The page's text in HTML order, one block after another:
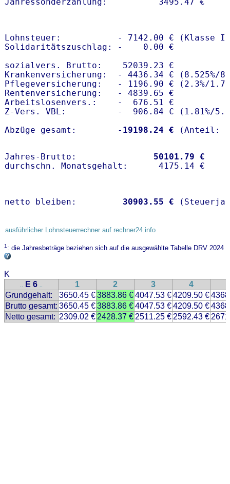
Lohnsteuer:           - 7142.00 € (Klasse I)
Solidaritätszuschlag: -    0.00 €
sozialvers. Brutto:    52039.23 €
Krankenversicherung:  - 4436.34 € (8.525%/
Pflegeversicherung:   - 1196.90 € (2.3%/
Rentenversicherung:   - 4839.65 €
Arbeitslosenvers.:    -  676.51 €
Z-Vers. VBL:          -  906.84 € ( 1.81%/
Abzüge gesamt:        - 19198.24 €
Jahres-Brutto: 50101.79 €
netto bleiben: 30903.55 €
ausführlicher Lohnsteuerrechner auf rechner24.info
1: die Jahresbeträge beziehen sich auf die ausgewählte Tabelle DRV 2024
K
.. E 6 .. 1 2 3 4
Grundgehalt:
3650.45 €3883.86 €4047.53 €4209.50 €
Brutto gesamt: 3650.45 €3883.86 €4047.53 €4209.50 €
Netto gesamt: 2309.02 € 2428.37 € 2511.25 € 2592.43 €